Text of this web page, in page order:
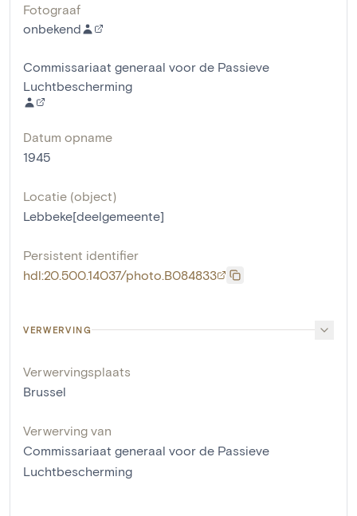
Fotograaf
onbekend
Commissariaat generaal voor de Passieve
Luchtbescherming
Datum opname
1945
Locatie (object)
Lebbeke[deelgemeente]
Persistent identifier
hdl:20.500.14037/photo.B084833
VERWERVING
Verwervingsplaats
Brussel
Verwerving van
Commissariaat generaal voor de Passieve
Luchtbescherming